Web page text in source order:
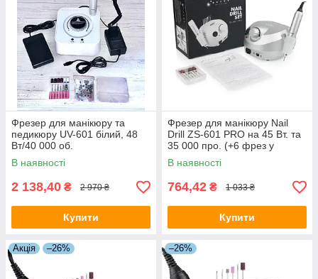
Фрезер для манікюру та
педикюру UV-601 білий, 48
Вт/40 000 об.
В наявності
2 138,40 ₴ 2 970 ₴
Купити
Фрезер для манікюру Nail
Drill ZS-601 PRO на 45 Вт. та
35 000 про. (+6 фрез у
подарунок) срібло
В наявності
764,42 ₴ 1 033 ₴
Купити
Акція –26% –26%